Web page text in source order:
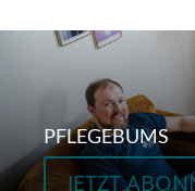
PFLEGEBUMS
JETZT